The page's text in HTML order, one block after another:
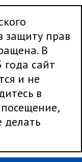
защиту прав
В
года сайт
и не
в